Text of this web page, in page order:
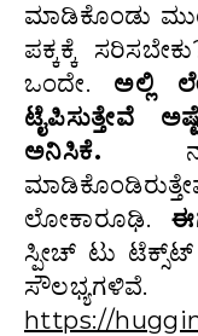
ಮಾಡಿಕೊಂಡು
ಪಕ್ಕಕ್ಕೆ
ಒಂದೇ. ಅಲ್ಲಿ
ಟೈಪಿಸುತ್ತೇವೆ
ಅನಿಸಿಕೆ.
ಲೋಕಾರೂಢಿ.
ಸ್ಪೀಚ್‌ ಟು
ಸೌಲಭ್ಯಗಳಿವೆ.
https://